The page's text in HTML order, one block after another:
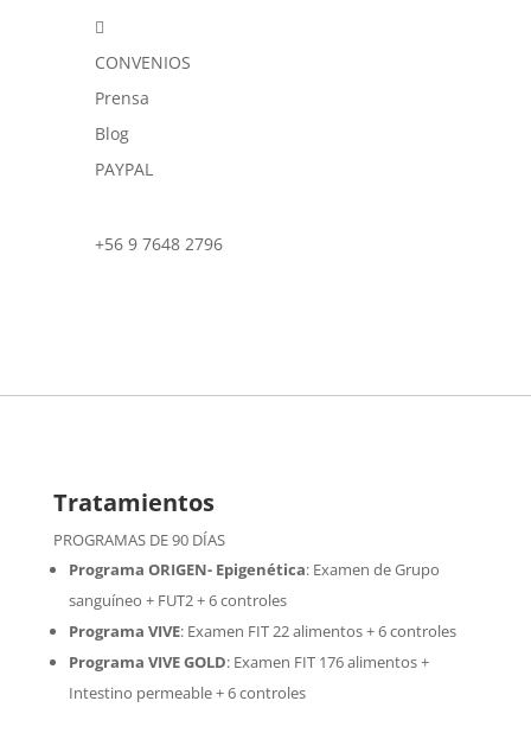

CONVENIOS
Prensa
Blog
PAYPAL
+56 9 7648 2796
Tratamientos
PROGRAMAS DE 90 DÍAS
Programa ORIGEN- Epigenética:Examen de Grupo
sanguíneo + FUT2 + 6 controles
Programa VIVE: Examen FIT 22 alimentos + 6 controles
Programa VIVE GOLD: Examen FIT 176 alimentos +
Intestino permeable + 6 controles